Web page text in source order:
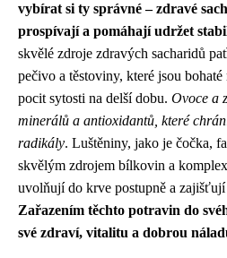
vybírat si ty správné – zdravé
prospívají a pomáhají udržet
skvělé zdroje zdravých sacharidů
pečivo a těstoviny, které jsou
pocit sytosti na delší dobu. Ovoce a
minerálů a antioxidantů, které
radikály. Luštěniny, jako je čočka,
skvělým zdrojem bílkovin a
uvolňují do krve postupně a
Zařazením těchto potravin do
své zdraví, vitalitu a dobrou